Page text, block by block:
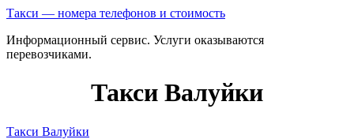
Такси — номера телефонов и стоимость
Информационный сервис. Услуги оказываются
перевозчиками.
Такси Валуйки
Такси Валуйки